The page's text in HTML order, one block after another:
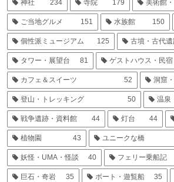
神社 234 寺院 179 美術館
ご当地グルメ 151 水族館 150
個性派ミュージアム 125 古墳・古代
タワー・展望台 81 ゲストハウス・民宿
カフェ＆スイーツ 52 洞窟
登山・トレッキング 50 温泉
戦争遺跡・資料館 44 灯台 44
植物園 43 ユニークな橋
妖怪・UMA・怪談 40 フェリー乗船記
巨石・奇岩 35 ボート・遊覧船 35